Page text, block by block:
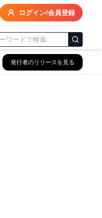
ログイン/会員登録
発行者のリリースを見る